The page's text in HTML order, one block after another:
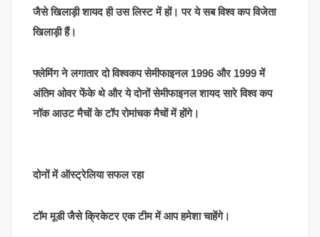
जैसे खिलाड़ी शायद ही उस लिस्ट में हों। पर ये सब विश्व कप विजेता
खिलाड़ी हैं।
फ्लेमिंग ने लगातार दो विश्वकप सेमीफाइनल 1996 और 1999 में
अंतिम ओवर फेंके थे और ये दोनों सेमीफाइनल शायद सारे विश्व कप
नॉक आउट मैचों के टॉप रोमांचक मैचों में होंगे।
दोनों में ऑस्ट्रेलिया सफल रहा
टॉम मूडी जैसे क्रिकेटर एक टीम में आप हमेशा चाहेंगे।